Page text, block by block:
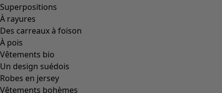
Superpositions
À rayures
Des carreaux à foison
À pois
Vêtements bio
Un design suédois
Robes en jersey
Vêtements bohèmes